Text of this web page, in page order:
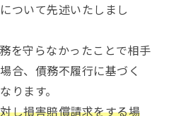
ついて先述いたしまし
を守らなかったことで相手
合、債務不履行に基づく
ります。
し損害賠償請求をする場